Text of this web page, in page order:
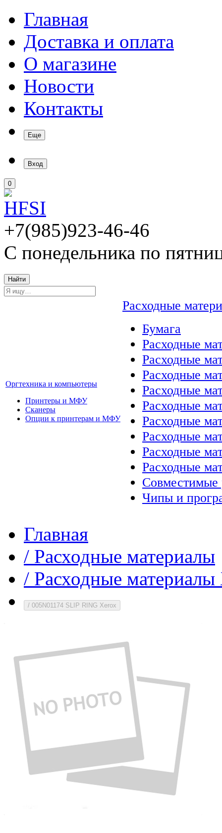
Главная
Доставка и оплата
О магазине
Новости
Контакты
Еще
Вход
0
+7(985)923-46-46
С понедельника по
Найти
Оргтехника и компьютеры
Принтеры и МФУ
Сканеры
Опции к принтерам и МФУ
Расходные
Бумага
Расходные
Расходные
Расходные
Расходные
Расходные
Расходные
Расходные
Расходные
Расходные
Совместимые
Чипы и
Главная
/ Расходные материалы
/ Расходные
/ 005N01174 SLIP RING Xerox